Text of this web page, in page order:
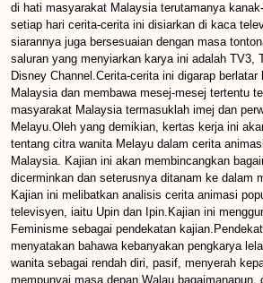
di hati masyarakat Malaysia terutamanya
setiap hari cerita-cerita ini disiarkan di kaca
siarannya juga bersesuaian dengan masa
saluran yang menyiarkan karya ini adalah TV3,
Disney Channel.Cerita-cerita ini digarap
Malaysia dan membawa mesej-mesej tertentu
masyarakat Malaysia termasuklah imej dan
Melayu.Oleh yang demikian, kertas kerja ini
tentang citra wanita Melayu dalam cerita
Malaysia. Kajian ini akan membincangkan
dicerminkan dan seterusnya ditanam ke dalam
Kajian ini melibatkan analisis cerita animasi
televisyen, iaitu Upin dan Ipin.Kajian ini
Feminisme sebagai pendekatan
menyatakan bahawa kebanyakan pengkarya
wanita sebagai rendah diri, pasif, menyerah
mempunyai masa depan.Walau bagaimanapun,